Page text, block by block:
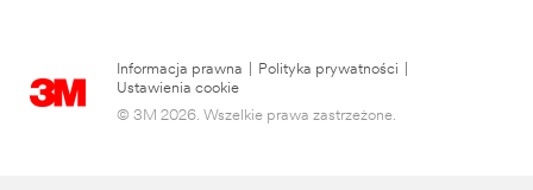
Informacja prawna Polityka prywatności
Ustawienia cookie
© 3M 2026. Wszelkie prawa zastrzeżone.